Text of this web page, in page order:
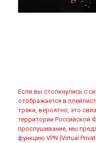
Если вы столкнулись с
отображается в
треки, вероятно, это
территории Российской
прослушивание, мы
функцию VPN (Virtual